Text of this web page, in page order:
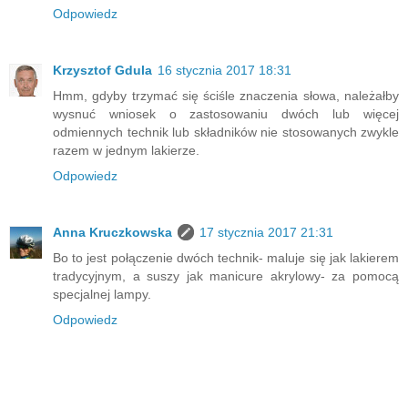
Odpowiedz
Krzysztof Gdula 16 stycznia 2017 18:31
Hmm, gdyby trzymać się ściśle znaczenia słowa, należałby
wysnuć wniosek o zastosowaniu dwóch lub więcej
odmiennych technik lub składników nie stosowanych zwykle
razem w jednym lakierze.
Odpowiedz
Anna Kruczkowska
17 stycznia 2017 21:31
Bo to jest połączenie dwóch technik- maluje się jak lakierem
tradycyjnym, a suszy jak manicure akrylowy- za pomocą
specjalnej lampy.
Odpowiedz